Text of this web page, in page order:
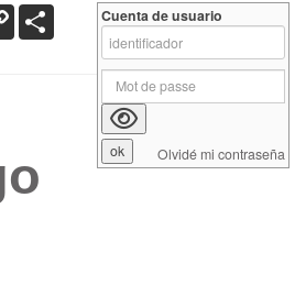
Copy
Link
Cuenta de usuario
Olvidé mi contraseña